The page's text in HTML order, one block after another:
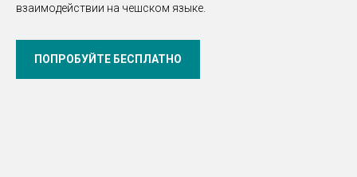
взаимодействии на чешском языке.
ПОПРОБУЙТЕ БЕСПЛАТНО